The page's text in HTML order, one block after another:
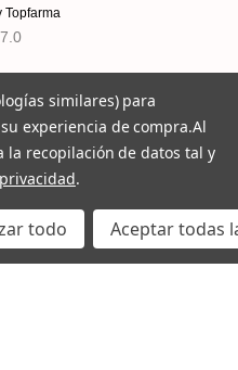
Topfarma
similares) para
experiencia de compra.Al
recopilación de datos tal y
.
todo Aceptar todas